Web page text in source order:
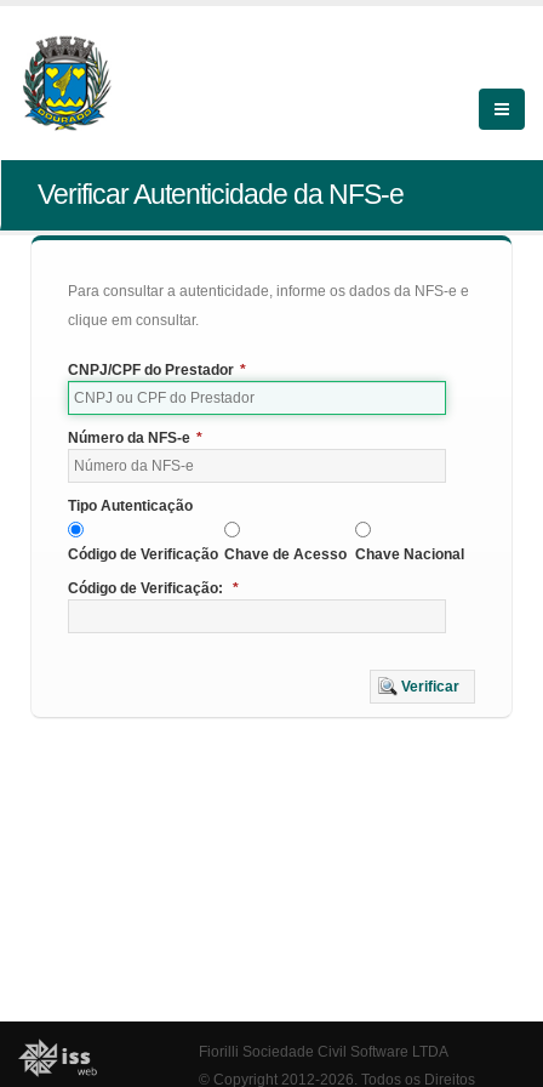
Verificar Autenticidade da NFS-e
Para consultar a autenticidade, informe os dados da NFS-e e
clique em consultar.
CNPJ/CPF do Prestador *
Número da NFS-e *
Tipo Autenticação
Código de Verificação Chave de Acesso Chave Nacional
Código de Verificação:
*
Verificar
Fiorilli Sociedade Civil Software LTDA
© Copyright 2012-2026. Todos os Direitos